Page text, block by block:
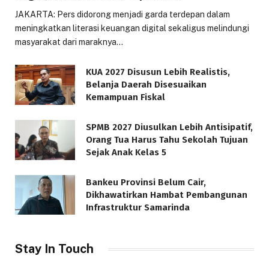
JAKARTA: Pers didorong menjadi garda terdepan dalam
meningkatkan literasi keuangan digital sekaligus melindungi
masyarakat dari maraknya…
KUA 2027 Disusun Lebih Realistis,
Belanja Daerah Disesuaikan
Kemampuan Fiskal
SPMB 2027 Diusulkan Lebih Antisipatif,
Orang Tua Harus Tahu Sekolah Tujuan
Sejak Anak Kelas 5
Bankeu Provinsi Belum Cair,
Dikhawatirkan Hambat Pembangunan
Infrastruktur Samarinda
Stay In Touch